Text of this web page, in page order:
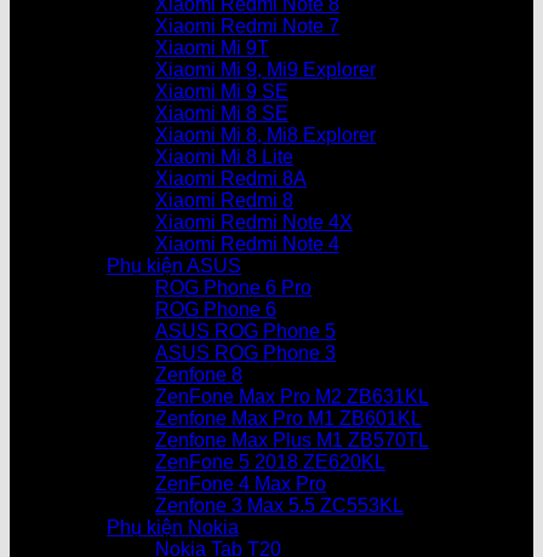
Xiaomi Redmi Note 8
Xiaomi Redmi Note 7
Xiaomi Mi 9T
Xiaomi Mi 9, Mi9 Explorer
Xiaomi Mi 9 SE
Xiaomi Mi 8 SE
Xiaomi Mi 8, Mi8 Explorer
Xiaomi Mi 8 Lite
Xiaomi Redmi 8A
Xiaomi Redmi 8
Xiaomi Redmi Note 4X
Xiaomi Redmi Note 4
Phụ kiện ASUS
ROG Phone 6 Pro
ROG Phone 6
ASUS ROG Phone 5
ASUS ROG Phone 3
Zenfone 8
ZenFone Max Pro M2 ZB631KL
Zenfone Max Pro M1 ZB601KL
Zenfone Max Plus M1 ZB570TL
ZenFone 5 2018 ZE620KL
ZenFone 4 Max Pro
Zenfone 3 Max 5.5 ZC553KL
Phụ kiện Nokia
Nokia Tab T20